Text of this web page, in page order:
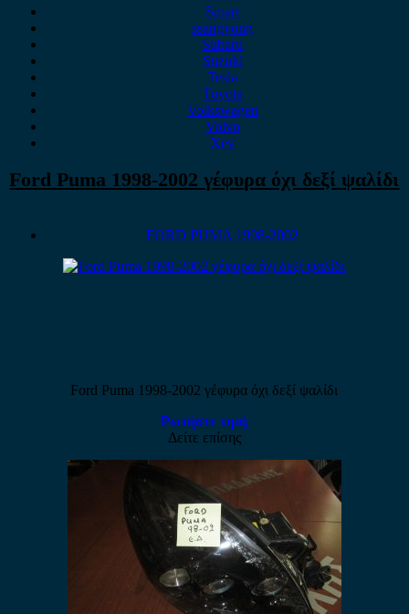
Smart
ssangyong
Subaru
Suzuki
Tesla
Toyota
Volkswagen
Volvo
Xev
Ford Puma 1998-2002 γέφυρα όχι δεξί ψαλίδι
FORD PUMA 1998-2002
Ford Puma 1998-2002 γέφυρα όχι δεξί ψαλίδι
Ρωτήστε τιμή
Δείτε επίσης